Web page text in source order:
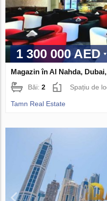
1 300 000 AED
Magazin în Al Nahda,
Băi:2 Spațiu de
Tamn Real Estate